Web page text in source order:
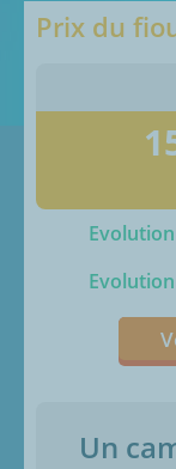
Prix du
Un